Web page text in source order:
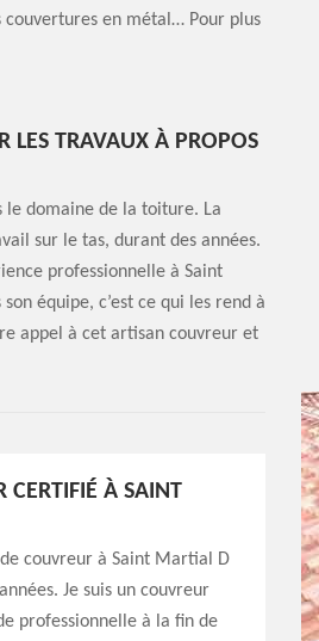
en métal… Pour plus
LES TRAVAUX À PROPOS
le domaine de la toiture. La
sur le tas, durant des années.
professionnelle à Saint
équipe, c’est ce qui les rend à
appel à cet artisan couvreur et
CERTIFIÉ À SAINT
couvreur à Saint Martial D
Je suis un couvreur
professionnelle à la fin de